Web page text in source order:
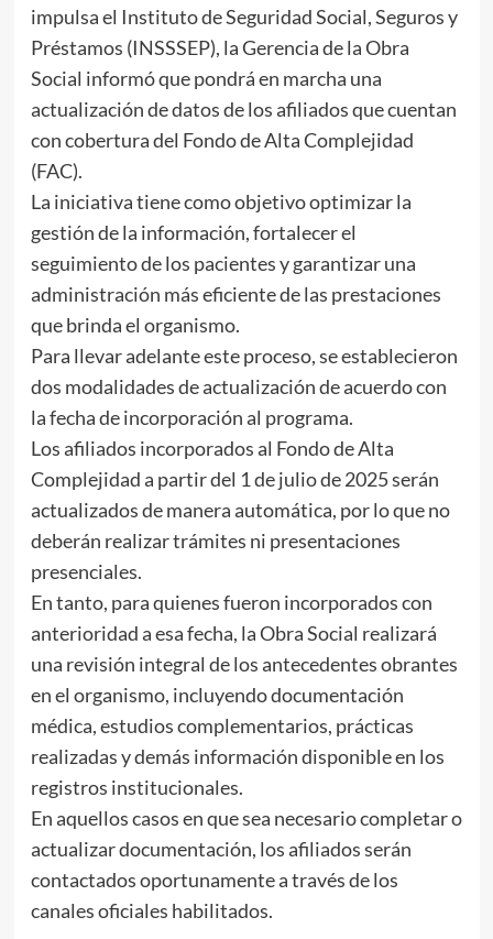
impulsa el Instituto de Seguridad Social, Seguros y
Préstamos (INSSSEP), la Gerencia de la Obra
Social informó que pondrá en marcha una
actualización de datos de los afiliados que cuentan
con cobertura del Fondo de Alta Complejidad
(FAC).
La iniciativa tiene como objetivo optimizar la
gestión de la información, fortalecer el
seguimiento de los pacientes y garantizar una
administración más eficiente de las prestaciones
que brinda el organismo.
Para llevar adelante este proceso, se establecieron
dos modalidades de actualización de acuerdo con
la fecha de incorporación al programa.
Los afiliados incorporados al Fondo de Alta
Complejidad a partir del 1 de julio de 2025 serán
actualizados de manera automática, por lo que no
deberán realizar trámites ni presentaciones
presenciales.
En tanto, para quienes fueron incorporados con
anterioridad a esa fecha, la Obra Social realizará
una revisión integral de los antecedentes obrantes
en el organismo, incluyendo documentación
médica, estudios complementarios, prácticas
realizadas y demás información disponible en los
registros institucionales.
En aquellos casos en que sea necesario completar o
actualizar documentación, los afiliados serán
contactados oportunamente a través de los
canales oficiales habilitados.